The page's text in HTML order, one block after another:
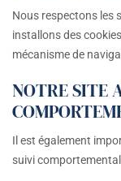
Nous respectons les
installons des
mécanisme de
NOTRE SITE
Il est également
suivi